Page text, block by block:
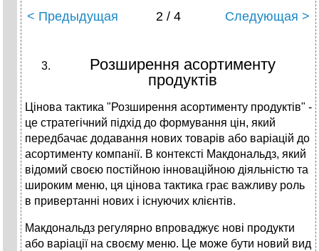
< Предыдущая 2 / 4 Следующая >
Розширення асортименту
продуктів
Цінова тактика "Розширення асортименту продуктів" -
це стратегічний підхід до формування цін, який
передбачає додавання нових товарів або варіацій до
асортименту компанії. В контексті Макдональдз, який
відомий своєю постійною інноваційною діяльністю та
широким меню, ця цінова тактика грає важливу роль
в привертанні нових і існуючих клієнтів.
Макдональдз регулярно впроваджує нові продукти
або варіації на своєму меню. Це може бути новий вид